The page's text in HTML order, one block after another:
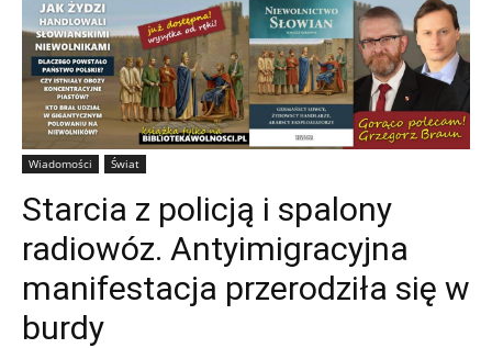
Wiadomości Świat
Starcia z policją i spalony
radiowóz. Antyimigracyjna
manifestacja przerodziła się w
burdy